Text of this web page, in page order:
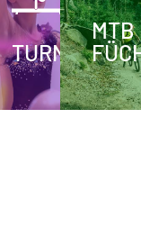
TURNEN
MTB